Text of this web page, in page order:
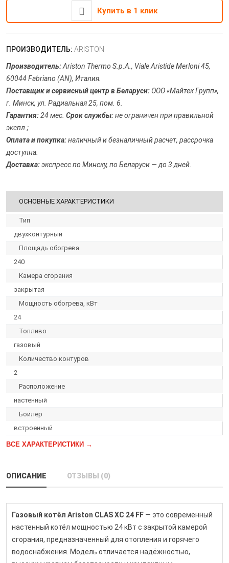
Купить в 1 клик
ПРОИЗВОДИТЕЛЬ: ARISTON
Производитель:Ariston Thermo S.p.A., Viale Aristide Merloni 45,
60044 Fabriano (AN), Италия.
Поставщик и сервисный центр в Беларуси:ООО «Майтек Групп»,
г. Минск, ул. Радиальная 25, пом. 6.
Гарантия:24 мес. Срок службы:не ограничен при правильной
экспл.;
Оплата и покупка:наличный и безналичный расчет, рассрочка
доступна.
Доставка:экспресс по Минску, по Беларуси — до 3 дней.
ОСНОВНЫЕ ХАРАКТЕРИСТИКИ
Тип
двухконтурный
Площадь обогрева
240
Камера сгорания
закрытая
Мощность обогрева, кВт
24
Топливо
газовый
Количество контуров
2
Расположение
настенный
Бойлер
встроенный
ВСЕ ХАРАКТЕРИСТИКИ →
ОПИСАНИЕ ОТЗЫВЫ (0)
Газовый котёл Ariston CLAS XC 24 FF — это современный
настенный котёл мощностью 24 кВт с закрытой камерой
сгорания, предназначенный для отопления и горячего
водоснабжения. Модель отличается надёжностью,